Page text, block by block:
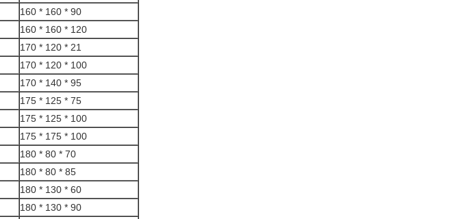
160 * 160 * 90
160 * 160 * 120
170 * 120 * 21
170 * 120 * 100
170 * 140 * 95
175 * 125 * 75
175 * 125 * 100
175 * 175 * 100
180 * 80 * 70
180 * 80 * 85
180 * 130 * 60
180 * 130 * 90